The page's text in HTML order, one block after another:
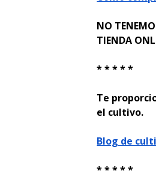
NO
TIENDA
* * * * *
Te
el cultivo.
Blog de
* * * * *